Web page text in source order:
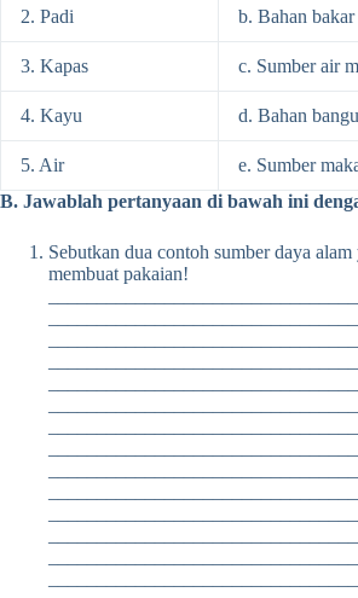
2. Padi b. Bahan bakar
3. Kapas c. Sumber air
4. Kayu d. Bahan
5. Air
e. Sumber
B. Jawablah pertanyaan di bawah ini
Sebutkan dua contoh sumber daya
membuat pakaian!